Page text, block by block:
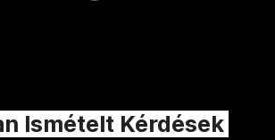
Ismételt Kérdések